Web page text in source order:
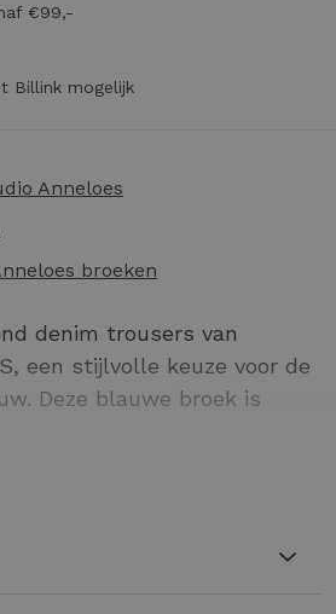
€99,-
Billink mogelijk
Anneloes
broeken
denim trousers van
een stijlvolle keuze voor de
Deze blauwe broek is
pasvorm die je